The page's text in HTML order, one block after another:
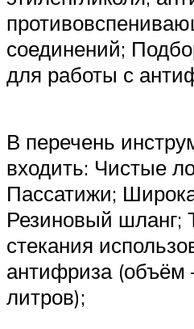
соединений;
для работы с
В перечень
входить: Чистые
Пассатижи;
Резиновый шланг;
стекания
антифриза
литров);